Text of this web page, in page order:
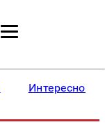
Интересное